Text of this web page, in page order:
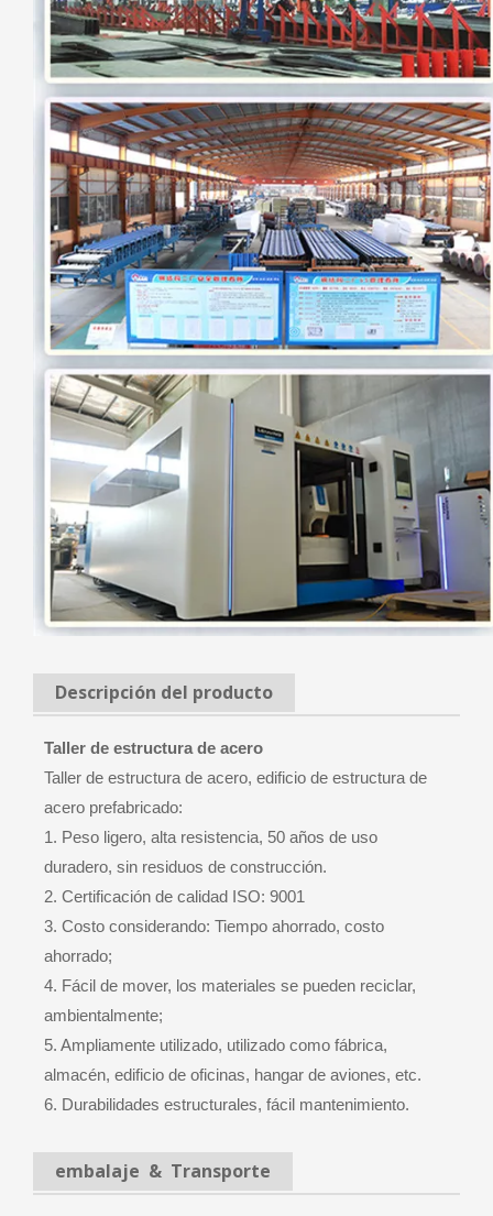
Descripción del producto
Taller de estructura de acero
Taller de estructura de acero, edificio de estructura de
acero prefabricado:
1. Peso ligero, alta resistencia, 50 años de uso
duradero, sin residuos de construcción.
2. Certificación de calidad ISO: 9001
3. Costo considerando: Tiempo ahorrado, costo
ahorrado;
4. Fácil de mover, los materiales se pueden reciclar,
ambientalmente;
5. Ampliamente utilizado, utilizado como fábrica,
almacén, edificio de oficinas, hangar de aviones, etc.
6. Durabilidades estructurales, fácil mantenimiento.
embalaje & Transporte